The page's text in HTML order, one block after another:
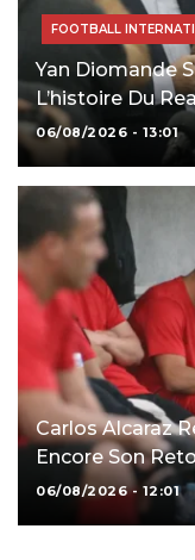
FOOTBALL
Yan Diomande
L’histoire Du
06/08/2026 - 13:01
Carlos Alcaraz
Encore Son
06/08/2026 - 12:01